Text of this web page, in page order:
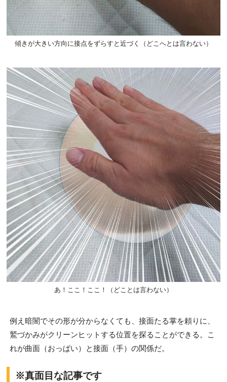
傾きが大きい方向に接点をずらすと近づく（どこへとは言わない）
あ！ここ！ここ！（どことは言わない）
例え暗闇でその形が分からなくても、接面たる掌を頼りに、
鷲づかみがクリーンヒットする位置を探ることができる。こ
れが曲面（おっぱい）と接面（手）の関係だ。
※真面目な記事です